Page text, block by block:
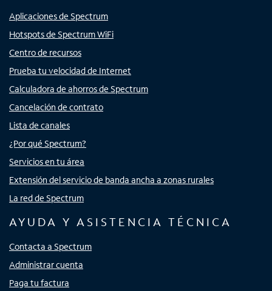
Aplicaciones de Spectrum
Hotspots de Spectrum WiFi
Centro de recursos
Prueba tu velocidad de Internet
Calculadora de ahorros de Spectrum
Cancelación de contrato
Lista de canales
¿Por qué Spectrum?
Servicios en tu área
Extensión del servicio de banda ancha a zonas rurales
La red de Spectrum
AYUDA Y ASISTENCIA TÉCNICA
Contacta a Spectrum
Administrar cuenta
Paga tu factura